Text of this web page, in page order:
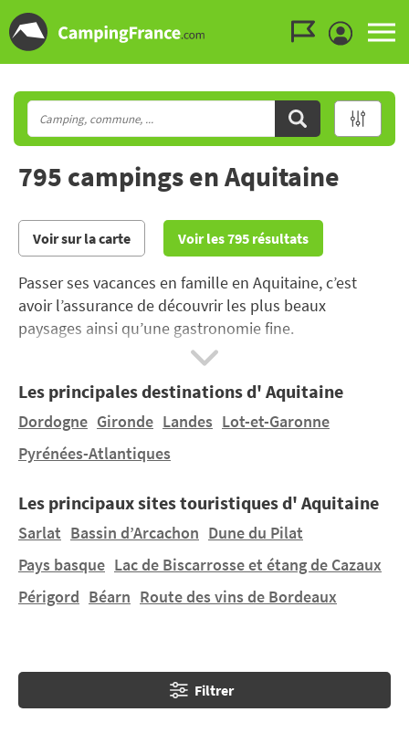
795 campings en Aquitaine
Voir sur la carte Voir les 795 résultats
Passer ses vacances en famille en Aquitaine, c’est
avoir l’assurance de découvrir les plus beaux
paysages ainsi qu’une gastronomie fine.
Garonne ou en Dordogne, passer des vacances en
famille près de Bordeaux, la Perle d’Aquitaine, ou bien
organiser ses vacances dans les Landes ou dans les
Pyrénées, sont autant de manières de réussir vos
montagne.
Les principales destinations d' Aquitaine
Dordogne Gironde Landes Lot-et-Garonne
Pyrénées-Atlantiques
Les principaux sites touristiques d' Aquitaine
Sarlat Bassin d’Arcachon Dune du Pilat
Pays basque Lac de Biscarrosse et étang de Cazaux
Périgord Béarn Route des vins de Bordeaux
Filtrer